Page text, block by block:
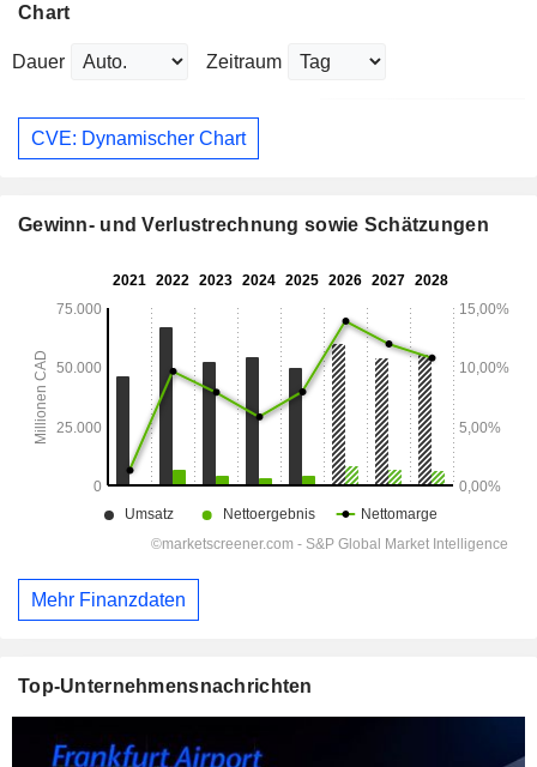
Chart
Dauer Zeitraum
CVE: Dynamischer Chart
Gewinn- und Verlustrechnung sowie Schätzungen
Mehr Finanzdaten
Top-Unternehmensnachrichten